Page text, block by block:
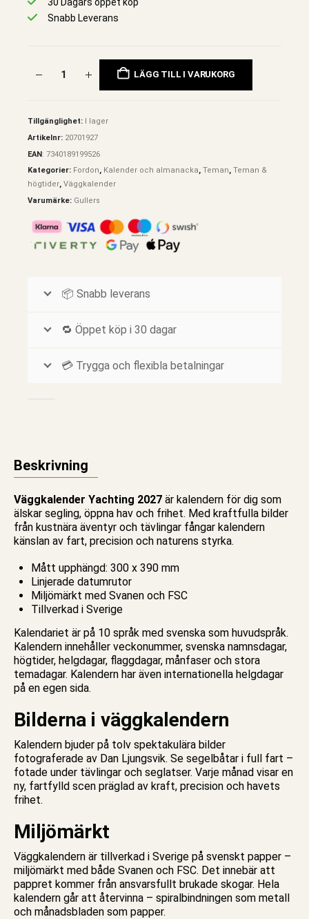
30 Dagars öppet köp
Snabb Leverans
LÄGG TILL I VARUKORG
Tillgänglighet:
I lager
Artikelnr: 20701927
EAN: 7340189199526
Kategorier: Fordon, Kalender och almanacka, Teman, Teman &
högtider, Väggkalender
Varumärke: Gullers
📦 Snabb leverans
🔁 Öppet köp i 30 dagar
💳 Trygga och flexibla betalningar
Beskrivning
Väggkalender Yachting 2027 är kalendern för dig som
älskar segling, öppna hav och frihet. Med kraftfulla bilder
från kustnära äventyr och tävlingar fångar kalendern
känslan av fart, precision och naturens styrka.
Mått upphängd: 300 x 390 mm
Linjerade datumrutor
Miljömärkt med Svanen och FSC
Tillverkad i Sverige
Kalendariet är på 10 språk med svenska som huvudspråk.
Kalendern innehåller veckonummer, svenska namnsdagar,
högtider, helgdagar, flaggdagar, månfaser och stora
temadagar. Kalendern har även internationella helgdagar
på en egen sida.
Bilderna i väggkalendern
Kalendern bjuder på tolv spektakulära bilder
fotograferade av Dan Ljungsvik. Se segelbåtar i full fart –
fotade under tävlingar och seglatser. Varje månad visar en
ny, fartfylld scen präglad av kraft, precision och havets
frihet.
Miljömärkt
Väggkalendern är tillverkad i Sverige på svenskt papper –
miljömärkt med både Svanen och FSC. Det innebär att
pappret kommer från ansvarsfullt brukade skogar. Hela
kalendern går att återvinna – spiralbindningen som metall
och månadsbladen som papper.